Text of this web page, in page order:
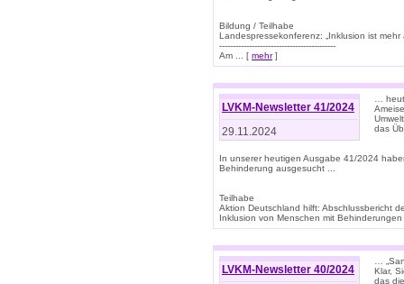
Bildung / Teilhabe
Landespressekonferenz: „Inklusion ist mehr
-------------------------------------------
Am ... [ mehr]
LVKM-Newsletter 41/2024
29.11.2024
…
das
In unserer heutigen Ausgabe 41/2024
Behinderung ausgesucht ...
Teilhabe
Aktion Deutschland hilft: Abschlussbericht
Inklusion von Menschen mit
LVKM-Newsletter 40/2024
…
Klar,
das